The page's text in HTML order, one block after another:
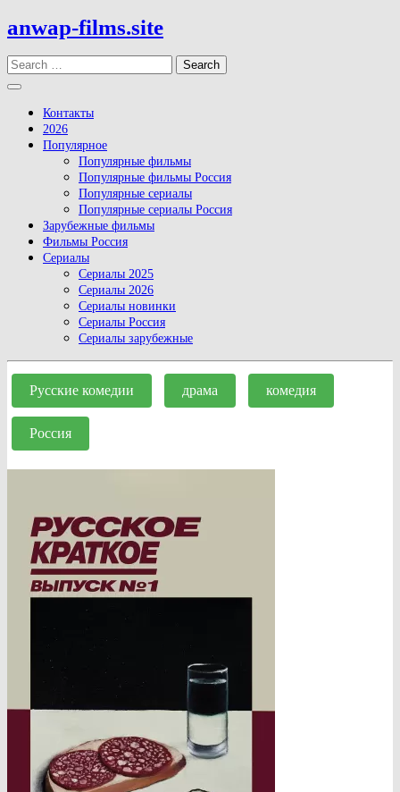
Skip
to
content
anwap-films.site
Search
Open
Button
Контакты
2026
Популярное
Популярные фильмы
Популярные фильмы Россия
Популярные сериалы
Популярные сериалы Россия
Зарубежные фильмы
Фильмы Россия
Сериалы
Сериалы 2025
Сериалы 2026
Сериалы новинки
Сериалы Россия
Сериалы зарубежные
Close
Button
Русские комедии драма комедия
Россия